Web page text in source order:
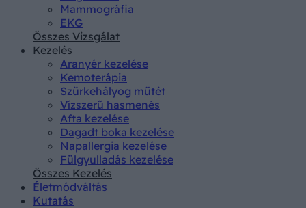
Mammográfia
EKG
Összes Vizsgálat
Kezelés
Aranyér kezelése
Kemoterápia
Szürkehályog műtét
Vízszerű hasmenés
Afta kezelése
Dagadt boka kezelése
Napallergia kezelése
Fülgyulladás kezelése
Összes Kezelés
Életmódváltás
Kutatás